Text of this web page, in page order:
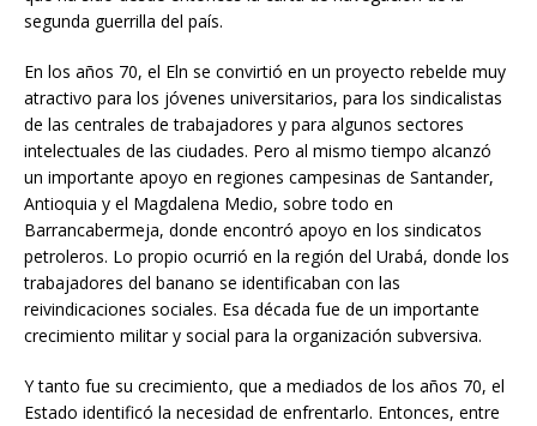
segunda guerrilla del país.
En los años 70, el Eln se convirtió en un proyecto rebelde muy
atractivo para los jóvenes universitarios, para los sindicalistas
de las centrales de trabajadores y para algunos sectores
intelectuales de las ciudades. Pero al mismo tiempo alcanzó
un importante apoyo en regiones campesinas de Santander,
Antioquia y el Magdalena Medio, sobre todo en
Barrancabermeja, donde encontró apoyo en los sindicatos
petroleros. Lo propio ocurrió en la región del Urabá, donde los
trabajadores del banano se identificaban con las
reivindicaciones sociales. Esa década fue de un importante
crecimiento militar y social para la organización subversiva.
Y tanto fue su crecimiento, que a mediados de los años 70, el
Estado identificó la necesidad de enfrentarlo. Entonces, entre